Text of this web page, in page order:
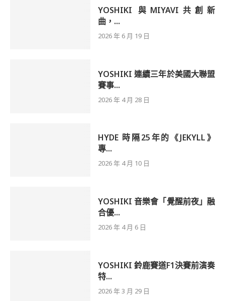
YOSHIKI 與MIYAVI共創新
曲，...
2026 年 6 月 19 日
YOSHIKI 連續三年於美國大聯盟
賽事...
2026 年 4 月 28 日
HYDE 時隔25年的《JEKYLL》
專...
2026 年 4 月 10 日
YOSHIKI 音樂會「覺醒前夜」融
合優...
2026 年 4 月 6 日
YOSHIKI 鈴鹿賽道F1決賽前演奏
特...
2026 年 3 月 29 日